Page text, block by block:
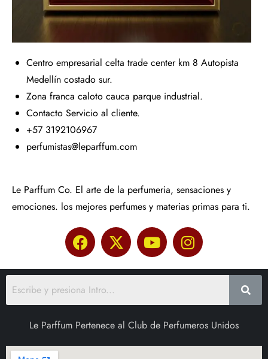
Centro empresarial celta trade center km 8 Autopista
Medellín costado sur.
Zona franca caloto cauca parque industrial.
Contacto Servicio al cliente.
+57 3192106967
perfumistas@leparffum.com
Le Parffum Co. El arte de la perfumeria, sensaciones y
emociones. los mejores perfumes y materias primas para ti.
Le Parffum Pertenece al Club de Perfumeros Unidos